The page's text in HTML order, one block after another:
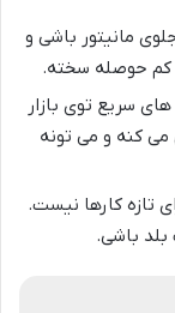
مانیتور باشی و
کم حوصله سخته.
سریع توی بازار
کنه و می تونه
تازه کارها نیست.
بلد باشی.